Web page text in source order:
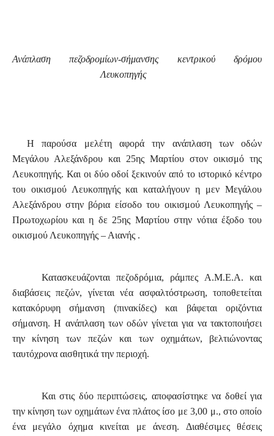
Ανάπλαση πεζοδρομίων-σήμανσης κεντρικού δρόμου
Λευκοπηγής
Η παρούσα μελέτη αφορά την ανάπλαση των οδών
Μεγάλου Αλεξάνδρου και 25ης Μαρτίου στον οικισμό της
Λευκοπηγής. Και οι δύο οδοί ξεκινούν από το ιστορικό κέντρο
του οικισμού Λευκοπηγής και καταλήγουν η μεν Μεγάλου
Αλεξάνδρου στην βόρια είσοδο του οικισμού Λευκοπηγής –
Πρωτοχωρίου και η δε 25ης Μαρτίου στην νότια έξοδο του
οικισμού Λευκοπηγής – Αιανής .
Κατασκευάζονται πεζοδρόμια, ράμπες Α.Μ.Ε.Α. και
διαβάσεις πεζών, γίνεται νέα ασφαλτόστρωση, τοποθετείται
κατακόρυφη σήμανση (πινακίδες) και βάφεται οριζόντια
σήμανση. Η ανάπλαση των οδών γίνεται για να τακτοποιήσει
την κίνηση των πεζών και των οχημάτων, βελτιώνοντας
ταυτόχρονα αισθητικά την περιοχή.
Και στις δύο περιπτώσεις, αποφασίστηκε να δοθεί για
την κίνηση των οχημάτων ένα πλάτος ίσο με 3,00 μ., στο οποίο
ένα μεγάλο όχημα κινείται με άνεση. Διαθέσιμες θέσεις